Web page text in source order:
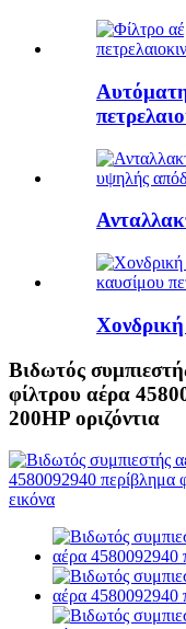
Χονδρική
Βιδωτός
φίλτρου αέρα
200HP οριζόντια